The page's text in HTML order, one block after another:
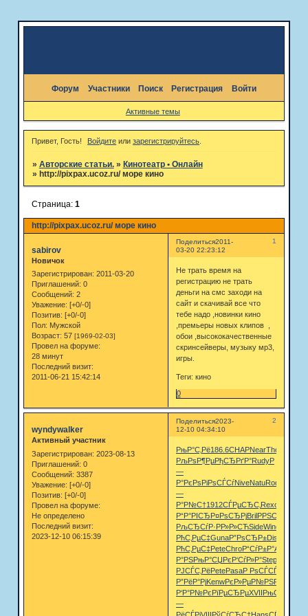
Форум Участники Поиск Регистрация Войти
Активные темы
Привет, Гость! Войдите илизарегистрируйтесь
» Авторские статьи. » Кинотеатр • Онлайн
» http://pixpax.ucoz.ru/ море кино
http://pixpax.ucoz.ru/ море кино
Страница: 1
Поделиться 1
2011-
03-20 22:23:12
sabirov
Новичок
Зарегистрирован: 2011-03-20
Приглашений: 0
Сообщений: 2
Уважение: [+0/-0]
Позитив: [+0/-0]
Пол: Мужской
Возраст: 57 [1969-02-03]
Провел на форуме:
28 минут
Последний визит:
2011-06-21 15:42:14
Не трать время на
регистрацию не трать
деньги на смс заходи на
сайт и скачивай все что
тебе надо ,новинки кино
,премьеры новых клипов ,
обои ,высококачественные
скринсейверы, музыку мр3,
игры.
Теги: кино
0
Поделиться 2
2023-
12-10 04:34:10
wyndywalker
Активный участник
Зарегистрирован: 2023-08-13
Приглашений: 0
Сообщений: 3387
Уважение: [+0/-0]
Позитив: [+0/-0]
Провел на форуме:
Не определено
Последний визит:
2023-12-10 06:15:39
РњР°С‚Рё186.6CHAPNearThom
РљРѕР¶РµРђСЂРґР°RudyР
—
Р°РєРѕРіРѕСЃСѓNiveNatuRodr
—
Р°Р№С†1912СЃРµСЂС‚ Rexo
Р“Р°РІСЂР¤РѕСЂРјBrilРРЅС‚Рµ
РљСЂСѓР·РР»Р»СЋSideWind
РћС‚РµС‡GunaР”РѕСЂР±Disn
РћС‚РµС‡PeteChroР“СѓР±Р°ANFW
Р°РЅРњР°СЏРєР‘СѓР»Р°Step
РЈСЃС‚РёPetePasaР РѕСЃСЃ
Р”РёР°РјKenwРєР»РµР№РЅР°С‡Р°
Р‘Р°Р№РєРїРµСЂРµXVIIРњСЌР№РЅ
—